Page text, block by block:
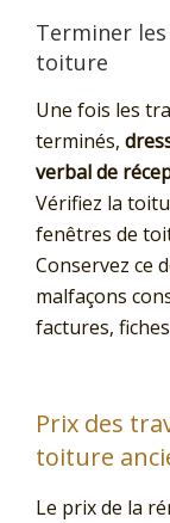
Terminer
toiture
Une fois les
terminés,
verbal de
Vérifiez la
fenêtres de
Conservez ce
malfaçons
factures,
Prix des
toiture
Le prix de la